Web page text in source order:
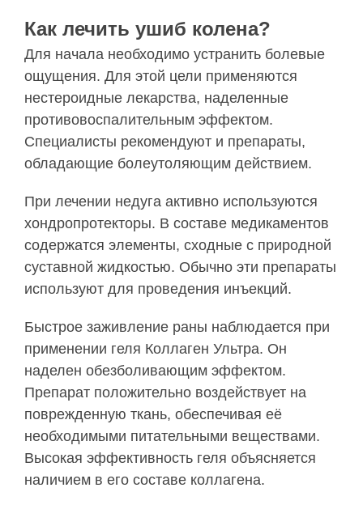
Как лечить ушиб колена?
Для начала необходимо устранить болевые
ощущения. Для этой цели применяются
нестероидные лекарства, наделенные
противовоспалительным эффектом.
Специалисты рекомендуют и препараты,
обладающие болеутоляющим действием.
При лечении недуга активно используются
хондропротекторы. В составе медикаментов
содержатся элементы, сходные с природной
суставной жидкостью. Обычно эти препараты
используют для проведения инъекций.
Быстрое заживление раны наблюдается при
применении геля Коллаген Ультра. Он
наделен обезболивающим эффектом.
Препарат положительно воздействует на
поврежденную ткань, обеспечивая её
необходимыми питательными веществами.
Высокая эффективность геля объясняется
наличием в его составе коллагена.